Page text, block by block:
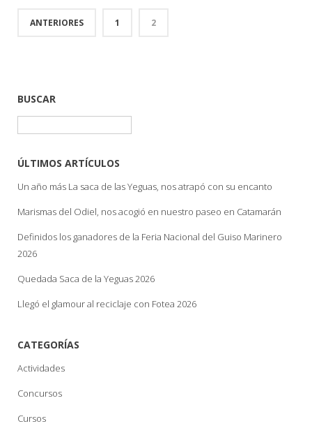
ANTERIORES 1 2
BUSCAR
ÚLTIMOS ARTÍCULOS
Un año más La saca de las Yeguas, nos atrapó con su encanto
Marismas del Odiel, nos acogió en nuestro paseo en Catamarán
Definidos los ganadores de la Feria Nacional del Guiso Marinero
2026
Quedada Saca de la Yeguas 2026
Llegó el glamour al reciclaje con Fotea 2026
CATEGORÍAS
Actividades
Concursos
Cursos